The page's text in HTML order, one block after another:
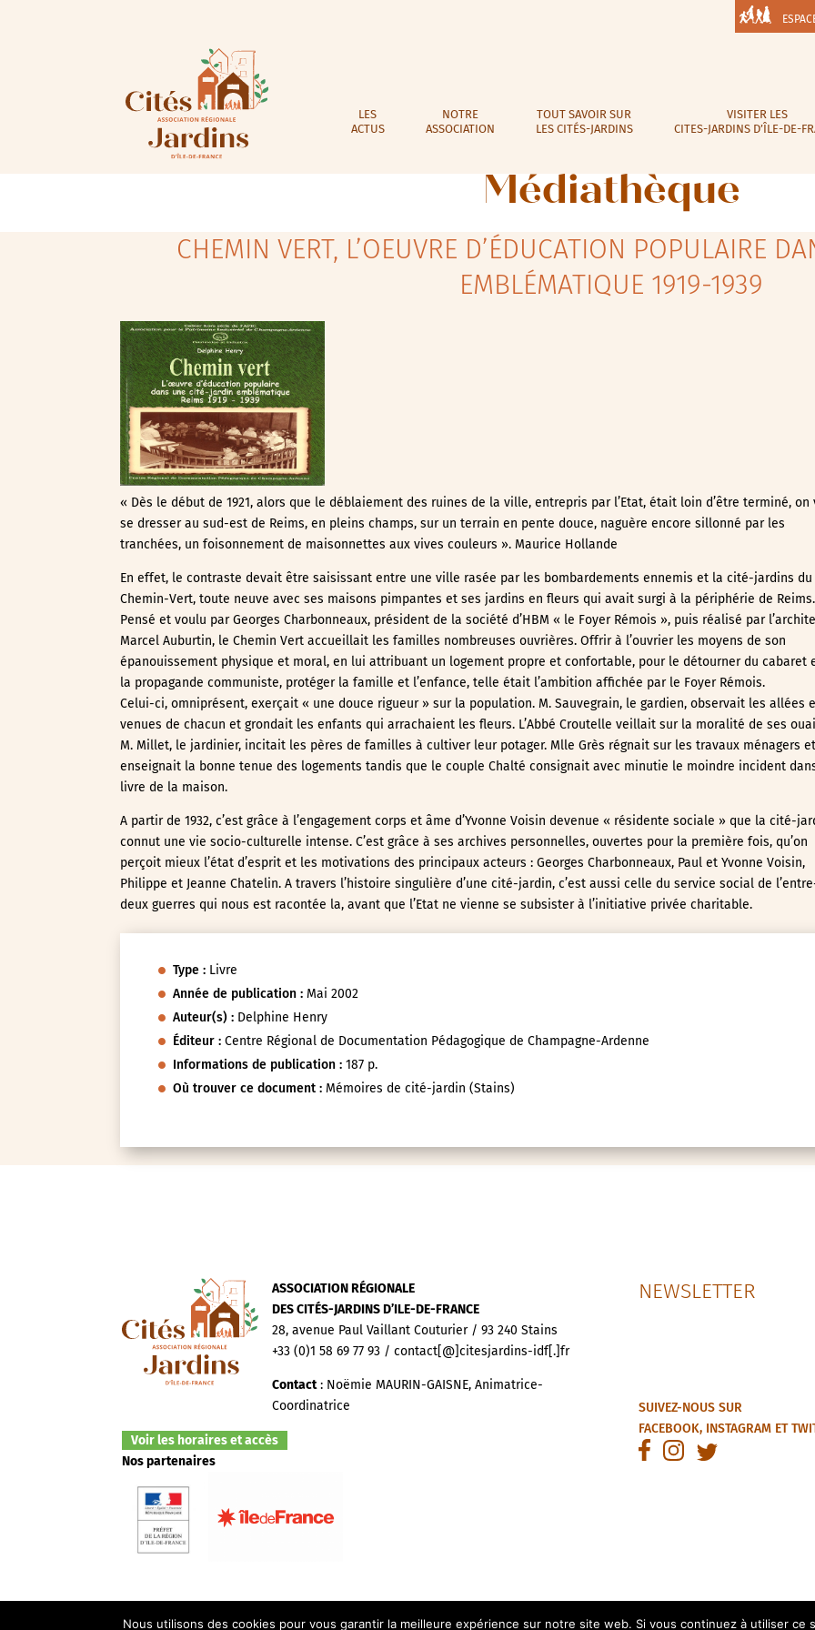
LES
ACTUS
NOTRE
ASSOCIATION
TOUT SAVOIR SUR
LES CITÉS-JARDINS
VISITER LES
CITES-JARDINS D’ÎLE-DE-
Médiathèque
CHEMIN VERT, L’OEUVRE D’ÉDUCATION POPULAIRE
EMBLÉMATIQUE 1919-1939
« Dès le début de 1921, alors que le déblaiement des ruines de la ville, entrepris par l’Etat, était loin d’être terminé, on
se dresser au sud-est de Reims, en pleins champs, sur un terrain en pente douce, naguère encore sillonné par les
tranchées, un foisonnement de maisonnettes aux vives couleurs ». Maurice Hollande
En effet, le contraste devait être saisissant entre une ville rasée par les bombardements ennemis et la cité-jardins du
Chemin-Vert, toute neuve avec ses maisons pimpantes et ses jardins en fleurs qui avait surgi à la périphérie de Reims.
Pensé et voulu par Georges Charbonneaux, président de la société d’HBM « le Foyer Rémois », puis réalisé par
Marcel Auburtin, le Chemin Vert accueillait les familles nombreuses ouvrières. Offrir à l’ouvrier les moyens de son
épanouissement physique et moral, en lui attribuant un logement propre et confortable, pour le détourner du cabaret
la propagande communiste, protéger la famille et l’enfance, telle était l’ambition affichée par le Foyer Rémois.
Celui-ci, omniprésent, exerçait « une douce rigueur » sur la population. M. Sauvegrain, le gardien, observait les allées
venues de chacun et grondait les enfants qui arrachaient les fleurs. L’Abbé Croutelle veillait sur la moralité de ses
M. Millet, le jardinier, incitait les pères de familles à cultiver leur potager. Mlle Grès régnait sur les travaux ménagers et
enseignait la bonne tenue des logements tandis que le couple Chalté consignait avec minutie le moindre incident
livre de la maison.
A partir de 1932, c’est grâce à l’engagement corps et âme d’Yvonne Voisin devenue « résidente sociale » que la cité-
connut une vie socio-culturelle intense. C’est grâce à ses archives personnelles, ouvertes pour la première fois, qu’on
perçoit mieux l’état d’esprit et les motivations des principaux acteurs : Georges Charbonneaux, Paul et Yvonne Voisin,
Philippe et Jeanne Chatelin. A travers l’histoire singulière d’une cité-jardin, c’est aussi celle du service social de
deux guerres qui nous est racontée la, avant que l’Etat ne vienne se subsister à l’initiative privée charitable.
Type : Livre
Année de publication : Mai 2002
Auteur(s) : Delphine Henry
Éditeur : Centre Régional de Documentation Pédagogique de Champagne-Ardenne
Informations de publication : 187 p.
Où trouver ce document : Mémoires de cité-jardin (Stains)
ASSOCIATION RÉGIONALE
DES CITÉS-JARDINS D’ILE-DE-FRANCE
28, avenue Paul Vaillant Couturier / 93 240 Stains
+33 (0)1 58 69 77 93 / contact[@]citesjardins-idf[.]fr
Contact: Noëmie MAURIN-GAISNE, Animatrice-
Coordinatrice
Voir les horaires et accès
Nos partenaires
NEWSLETTER
SUIVEZ-NOUS SUR
FACEBOOK, INSTAGRAMET
Nous utilisons des cookies pour vous garantir la meilleure expérience sur notre site web. Si vous continuez à utiliser